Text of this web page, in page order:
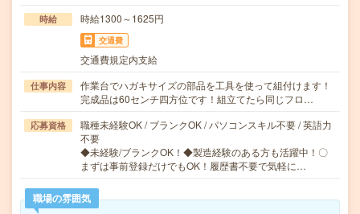
時給 時給1300～1625円
交通費
交通費規定内支給
仕事内容
作業台でハガキサイズの部品を工具を使って組付けます！
完成品は60センチ四方位です！組立てたら同じフロ…
応募資格
職種未経験OK / ブランクOK / パソコンスキル不要 / 英語力
不要
◆未経験/ブランクOK！◆製造経験のある方も活躍中！〇
まずは事前登録だけでもOK！履歴書不要で気軽に…
職場の雰囲気